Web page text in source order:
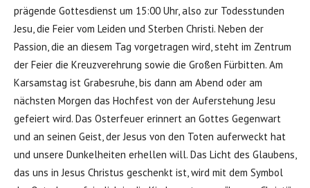
prägende Gottesdienst um 15:00 Uhr, also zur Todesstunden
Jesu, die Feier vom Leiden und Sterben Christi. Neben der
Passion, die an diesem Tag vorgetragen wird, steht im Zentrum
der Feier die Kreuzverehrung sowie die Großen Fürbitten. Am
Karsamstag ist Grabesruhe, bis dann am Abend oder am
nächsten Morgen das Hochfest von der Auferstehung Jesu
gefeiert wird. Das Osterfeuer erinnert an Gottes Gegenwart
und an seinen Geist, der Jesus von den Toten auferweckt hat
und unsere Dunkelheiten erhellen will. Das Licht des Glaubens,
das uns in Jesus Christus geschenkt ist, wird mit dem Symbol